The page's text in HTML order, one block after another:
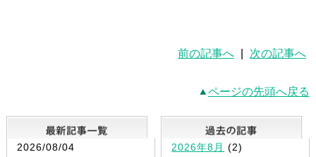
前の記事へ 次の記事へ
ページの先頭へ戻る
最新記事一覧
2026/08/04
2026年8月 (2)